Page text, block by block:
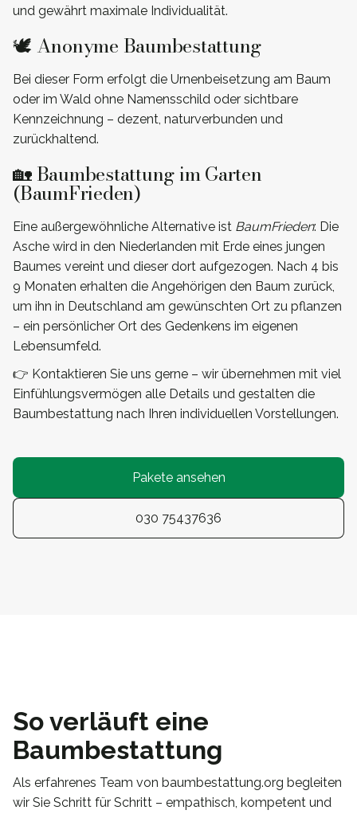
und gewährt maximale Individualität.
🕊️ Anonyme Baumbestattung
Bei dieser Form erfolgt die Urnenbeisetzung am Baum
oder im Wald ohne Namensschild oder sichtbare
Kennzeichnung – dezent, naturverbunden und
zurückhaltend.
🏡 Baumbestattung im Garten
(BaumFrieden)
Eine außergewöhnliche Alternative ist BaumFrieden: Die
Asche wird in den Niederlanden mit Erde eines jungen
Baumes vereint und dieser dort aufgezogen. Nach 4 bis
9 Monaten erhalten die Angehörigen den Baum zurück,
um ihn in Deutschland am gewünschten Ort zu pflanzen
– ein persönlicher Ort des Gedenkens im eigenen
Lebensumfeld.
👉 Kontaktieren Sie uns gerne – wir übernehmen mit viel
Einfühlungsvermögen alle Details und gestalten die
Baumbestattung nach Ihren individuellen Vorstellungen.
Pakete ansehen
030 75437636
So verläuft eine
Baumbestattung
Als erfahrenes Team von baumbestattung.org begleiten
wir Sie Schritt für Schritt – empathisch, kompetent und